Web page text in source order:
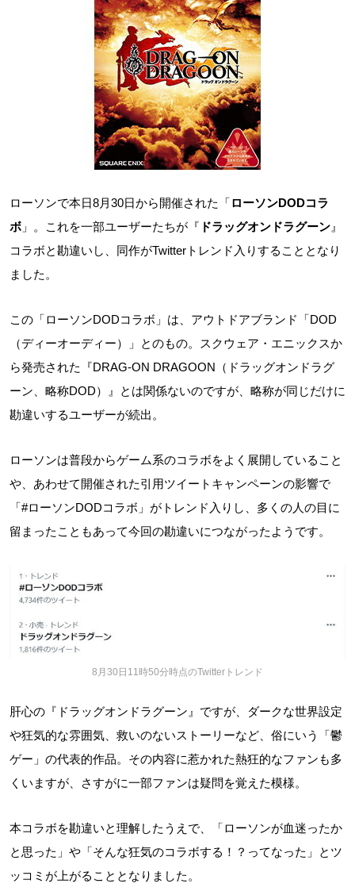
ローソンで本日8月30日から開催された「ローソンDODコラ
ボ 」。これを一部ユーザーたちが『 ドラッグオンドラグーン 』
コラボと勘違いし、同作がTwitterトレンド入りすることとなり
ました。
この「ローソンDODコラボ」は、アウトドアブランド「DOD
（ディーオーディー）」とのもの。スクウェア・エニックスか
ら発売された『DRAG-ON DRAGOON（ドラッグオンドラグ
ーン、略称DOD）』とは関係ないのですが、略称が同じだけに
勘違いするユーザーが続出。
ローソンは普段からゲーム系のコラボをよく展開していること
や、あわせて開催された引用ツイートキャンペーンの影響で
「#ローソンDODコラボ」がトレンド入りし、多くの人の目に
留まったこともあって今回の勘違いにつながったようです。
8月30日11時50分時点のTwitterトレンド
肝心の『ドラッグオンドラグーン』ですが、ダークな世界設定
や狂気的な雰囲気、救いのないストーリーなど、俗にいう「鬱
ゲー」の代表的作品。その内容に惹かれた熱狂的なファンも多
くいますが、さすがに一部ファンは疑問を覚えた模様。
本コラボを勘違いと理解したうえで、「ローソンが血迷ったか
と思った」や「そんな狂気のコラボする！？ってなった」とツ
ッコミが上がることとなりました。